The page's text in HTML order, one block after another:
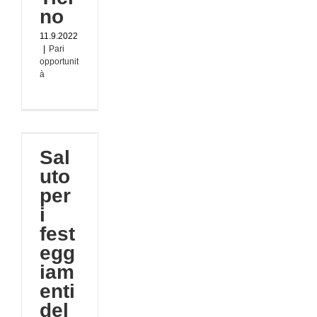
no
11.9.2022
Pari
opportunit
à
Sal
uto
per
i
fest
egg
iam
enti
del